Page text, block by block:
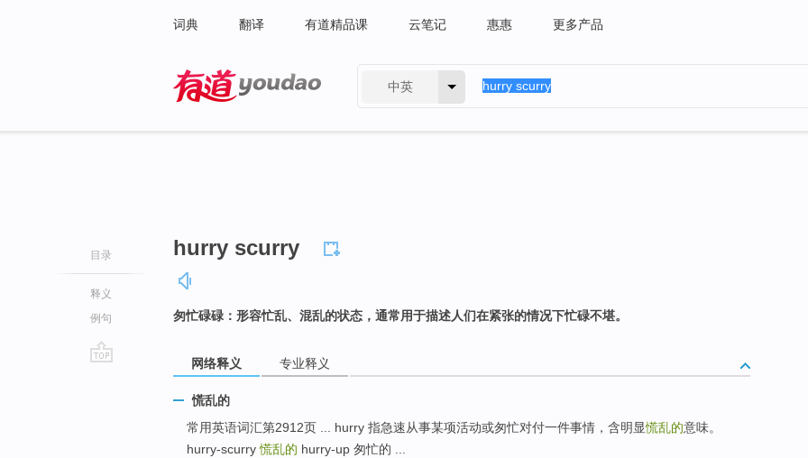
词典 翻译 有道精品课 云笔记 惠惠 更多产品
中英
目录
释义
例句
hurry scurry
匆忙碌碌：形容忙乱、混乱的状态，通常用于描述人们在紧张的情况下忙碌不堪。
网络释义 专业释义
慌乱的
常用英语词汇第2912页 ... hurry 指急速从事某项活动或匆忙对付一件事情，含明显慌乱的意味。
hurry-scurry慌乱的 hurry-up 匆忙的 ...